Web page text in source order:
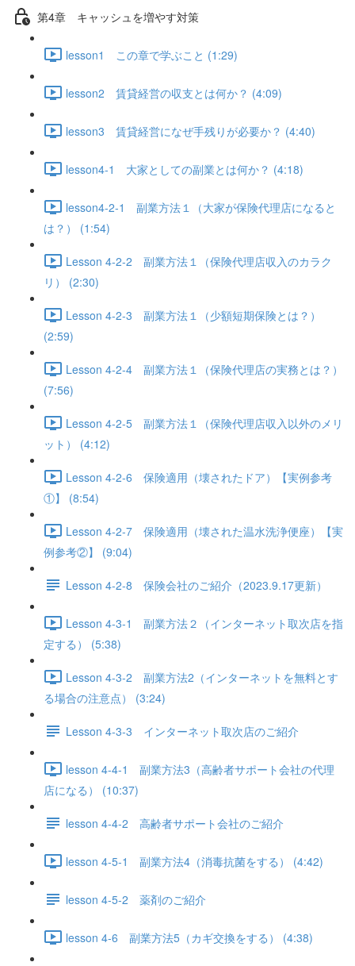
第4章 キャッシュを増やす対策
lesson1 この章で学ぶこと (1:29)
lesson2 賃貸経営の収支とは何か？ (4:09)
lesson3 賃貸経営になぜ手残りが必要か？ (4:40)
lesson4-1 大家としての副業とは何か？ (4:18)
lesson4-2-1 副業方法１（大家が保険代理店になると
は？） (1:54)
Lesson 4-2-2 副業方法１（保険代理店収入のカラク
リ） (2:30)
Lesson 4-2-3 副業方法１（少額短期保険とは？）
(2:59)
Lesson 4-2-4 副業方法１（保険代理店の実務とは？）
(7:56)
Lesson 4-2-5 副業方法１（保険代理店収入以外のメリ
ット） (4:12)
Lesson 4-2-6 保険適用（壊されたドア）【実例参考
①】 (8:54)
Lesson 4-2-7 保険適用（壊された温水洗浄便座）【実
例参考②】 (9:04)
Lesson 4-2-8 保険会社のご紹介（2023.9.17更新）
Lesson 4-3-1 副業方法２（インターネット取次店を指
定する） (5:38)
Lesson 4-3-2 副業方法2（インターネットを無料とす
る場合の注意点） (3:24)
Lesson 4-3-3 インターネット取次店のご紹介
lesson 4-4-1 副業方法3（高齢者サポート会社の代理
店になる） (10:37)
lesson 4-4-2 高齢者サポート会社のご紹介
lesson 4-5-1 副業方法4（消毒抗菌をする） (4:42)
lesson 4-5-2 薬剤のご紹介
lesson 4-6 副業方法5（カギ交換をする） (4:38)